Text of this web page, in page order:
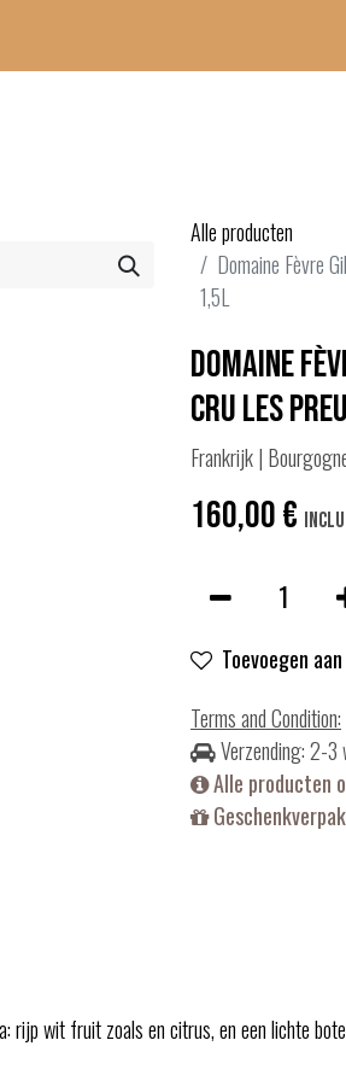
Alle producten
Domaine Fèvre
1,5L
Domaine
Cru Les
Frankrijk |
160,00€
Toevoegen
Terms and Condition:
Verzending: 2-3
Alle producten
rijp wit fruit zoals en citrus, en een lichte